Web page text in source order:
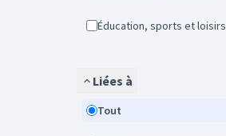
Éducation, sports et loisirs
Liées à
Tout